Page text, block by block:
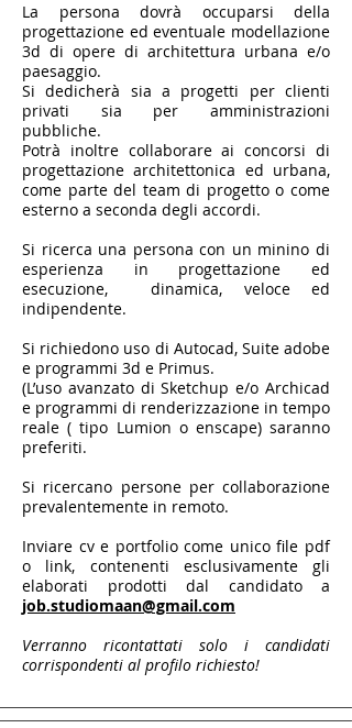
La persona dovrà occuparsi della
progettazione ed eventuale modellazione
3d di opere di architettura urbana e/o
paesaggio.
Si dedicherà sia a progetti per clienti
privati sia per amministrazioni
pubbliche.
Potrà inoltre collaborare ai concorsi di
progettazione architettonica ed urbana,
come parte del team di progetto o come
esterno a seconda degli accordi.
Si ricerca una persona con un minino di
esperienza in progettazione ed
esecuzione, dinamica, veloce ed
indipendente.
Si richiedono uso di Autocad, Suite adobe
e programmi 3d e Primus.
(L’uso avanzato di Sketchup e/o Archicad
e programmi di renderizzazione in tempo
reale ( tipo Lumion o enscape) saranno
preferiti.
Si ricercano persone per collaborazione
prevalentemente in remoto.
Inviare cv e portfolio come unico file pdf
o link, contenenti esclusivamente gli
elaborati prodotti dal candidato a
job.studiomaan@gmail.com
Verranno ricontattati solo i candidati
corrispondenti al profilo richiesto!